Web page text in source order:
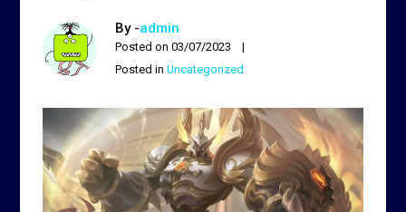
By -admin
Posted on03/07/2023
Posted inUncategorized